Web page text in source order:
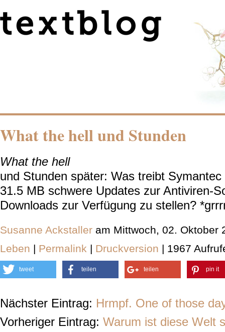
What the hell und Stunden
What the hell
und Stunden später: Was treibt
31.5 MB schwere Updates zur Antiviren-
Downloads zur Verfügung zu stellen?
Susanne Ackstaller am Mittwoch, 02. Oktober
Leben | Permalink | Druckversion | 1967
tweet teilen teilen pin it
Nächster Eintrag: Hrmpf. One of those
Vorheriger Eintrag: Warum ist diese Welt